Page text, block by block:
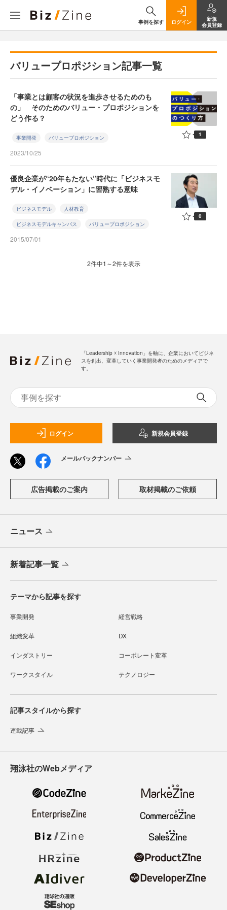
事例を探す ログイン
新規
会員登録
バリュープロポジション記事一覧
「事業とは顧客の状況を進歩させるためのも
の」 そのためのバリュー・プロポジションを
どう作る？
事業開発 バリュープロポジション
2023/10/25
1
優良企業が“20年もたない”時代に「ビジネスモ
デル・イノベーション」に習熟する意味
ビジネスモデル 人材教育
ビジネスモデルキャンバス バリュープロポジション
2015/07/01
0
2件中1～2件を表示
「Leadership ☓ Innovation」を軸に、企業においてビジネ
スを創出、変革していく事業開発者のためのメディアで
す。
ログイン 新規会員登録
メールバックナンバー
広告掲載のご案内 取材掲載のご依頼
ニュース
新着記事一覧
テーマから記事を探す
事業開発 経営戦略
組織変革 DX
インダストリー コーポレート変革
ワークスタイル テクノロジー
記事スタイルから探す
連載記事
翔泳社のWebメディア